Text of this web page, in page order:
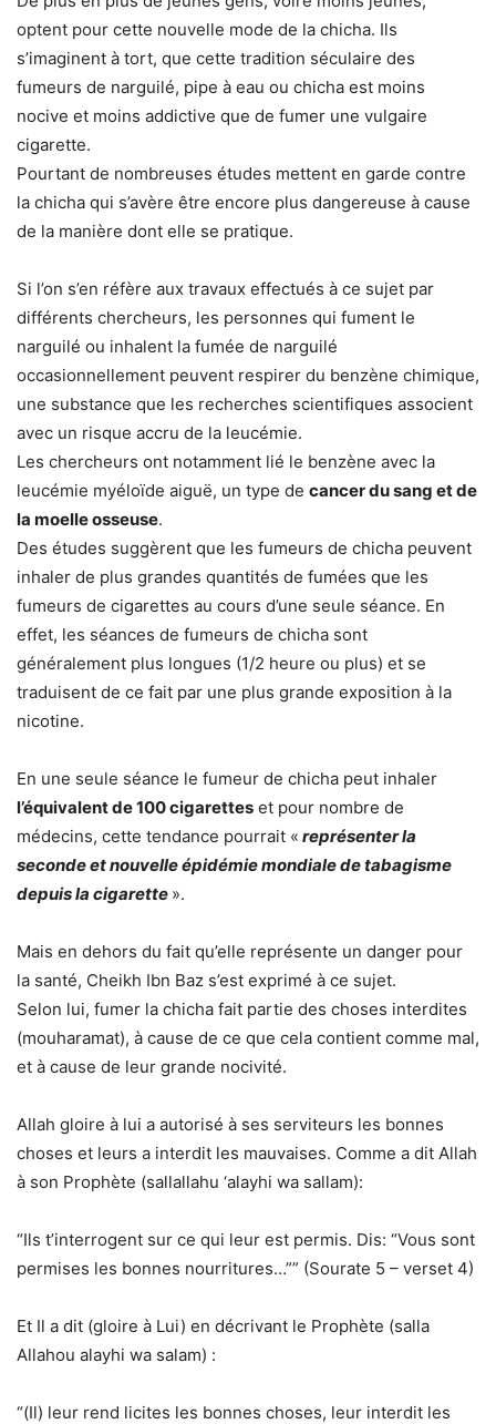
optent pour cette nouvelle mode de la chicha. Ils
s’imaginent à tort, que cette tradition séculaire des
fumeurs de narguilé, pipe à eau ou chicha est moins
nocive et moins addictive que de fumer une vulgaire
cigarette.
Pourtant de nombreuses études mettent en garde contre
la chicha qui s’avère être encore plus dangereuse à cause
de la manière dont elle se pratique.
Si l’on s’en réfère aux travaux effectués à ce sujet par
différents chercheurs, les personnes qui fument le
narguilé ou inhalent la fumée de narguilé
occasionnellement peuvent respirer du benzène chimique,
une substance que les recherches scientifiques associent
avec un risque accru de la leucémie.
Les chercheurs ont notamment lié le benzène avec la
leucémie myéloïde aiguë, un type de cancer du sang et de
la moelle osseuse.
Des études suggèrent que les fumeurs de chicha peuvent
inhaler de plus grandes quantités de fumées que les
fumeurs de cigarettes au cours d’une seule séance. En
effet, les séances de fumeurs de chicha sont
généralement plus longues (1/2 heure ou plus) et se
traduisent de ce fait par une plus grande exposition à la
nicotine.
En une seule séance le fumeur de chicha peut inhaler
l’équivalent de 100 cigarettes et pour nombre de
médecins, cette tendance pourrait « représenter la
seconde et nouvelle épidémie mondiale de tabagisme
depuis la cigarette ».
Mais en dehors du fait qu’elle représente un danger pour
la santé, Cheikh Ibn Baz s’est exprimé à ce sujet.
Selon lui, fumer la chicha fait partie des choses interdites
(mouharamat), à cause de ce que cela contient comme mal,
et à cause de leur grande nocivité.
Allah gloire à lui a autorisé à ses serviteurs les bonnes
choses et leurs a interdit les mauvaises. Comme a dit Allah
à son Prophète (sallallahu ‘alayhi wa sallam):
“Ils t’interrogent sur ce qui leur est permis. Dis: “Vous sont
permises les bonnes nourritures…”” (Sourate 5 – verset 4)
Et Il a dit (gloire à Lui) en décrivant le Prophète (salla
Allahou alayhi wa salam) :
“(Il) leur rend licites les bonnes choses, leur interdit les